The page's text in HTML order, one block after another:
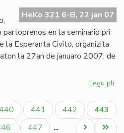
HeKo 321 6-B, 22 jan 07
en la seminario pri
la Esperanta Civito, organizita
la 27an de januaro 2007, de
Legu pli
ĉi-
Paĝo
441 Paĝo
442
Aktuala
paĝo
443
Paĝo
447 …
Last
Next